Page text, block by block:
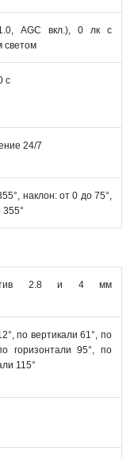
AGC вкл.), 0 лк с
светом
с
24/7
наклон: от 0 до 75°,
2.8 и 4 мм
по вертикали 61°, по
горизонтали 95°, по
115°